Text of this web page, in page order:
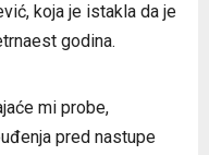
koja je istakla da je
godina.
mi probe,
pred nastupe